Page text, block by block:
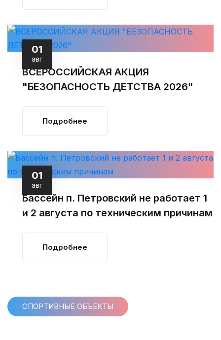
01
авг
ВСЕРОССИЙСКАЯ АКЦИЯ
"БЕЗОПАСНОСТЬ ДЕТСТВА 2026"
Подробнее
01
авг
Бассейн п. Петровский не работает 1
и 2 августа по техническим причинам
Подробнее
СПОРТИВНЫЕ ОБЪЕКТЫ